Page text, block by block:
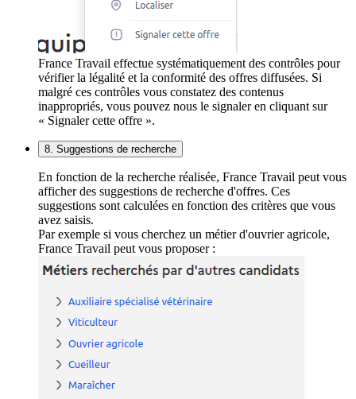
France Travail effectue systématiquement des contrôles pour
vérifier la légalité et la conformité des offres diffusées. Si
malgré ces contrôles vous constatez des contenus
inappropriés, vous pouvez nous le signaler en cliquant sur
« Signaler cette offre ».
8. Suggestions de recherche
En fonction de la recherche réalisée, France Travail peut vous
afficher des suggestions de recherche d'offres. Ces
suggestions sont calculées en fonction des critères que vous
avez saisis.
Par exemple si vous cherchez un métier d'ouvrier agricole,
France Travail peut vous proposer :